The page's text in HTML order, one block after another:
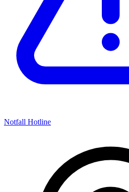
Notfall Hotline